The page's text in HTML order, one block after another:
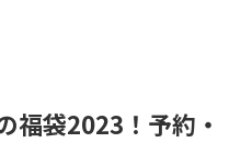
福袋2023！予約・